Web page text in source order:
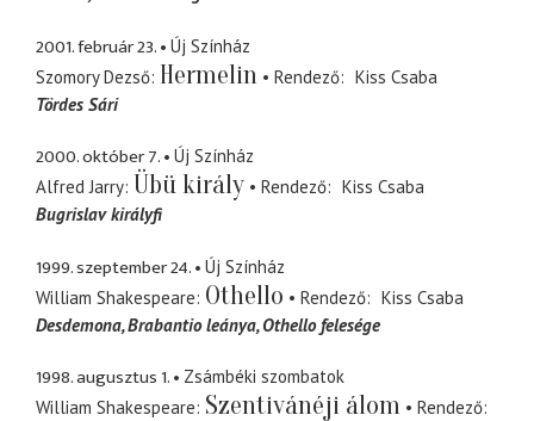
2001. február 23.
Új Színház
Szomory Dezső Hermelin Rendező
Kiss Csaba
Tördes Sári
2000. október 7.
Új Színház
Alfred Jarry Übü király Rendező
Kiss Csaba
Bugrislav királyfi
1999. szeptember 24.
Új Színház
William Shakespeare Othello Rendező
Kiss Csaba
Desdemona Brabantio leánya, Othello felesége
1998. augusztus 1.
Zsámbéki szombatok
William Shakespeare Szentivánéji álom Rendező